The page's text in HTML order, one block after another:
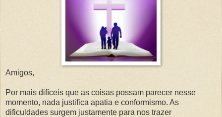
Amigos,
Por mais difíceis que as coisas possam parecer nesse
momento, nada justifica apatia e conformismo. As
dificuldades surgem justamente para nos trazer